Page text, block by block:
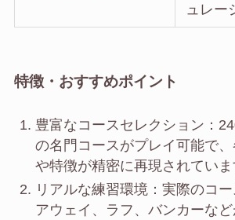
ュレー
特徴・おすすめポイント
豊富なコースセレクション：
の名門コースがプレイ可能で
や特徴が精密に再現されていま
リアルな練習環境：実際のコ
アウェイ、ラフ、バンカーな